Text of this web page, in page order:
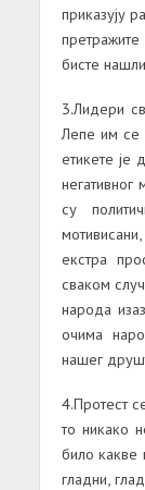
приказују
бисте
3.Лидери
Лепе им се
етикете је
негативног
су
екстра
сваком
народа
очима
нашег
4.Протест
то никако
било какве
гладни,